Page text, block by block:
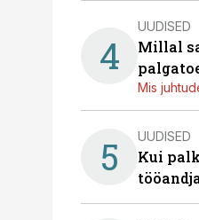
4
UUDISED
Millal
Mis
5 UUDISED
Kui